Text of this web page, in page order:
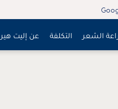
الشعر التكلفة عن إليت هير